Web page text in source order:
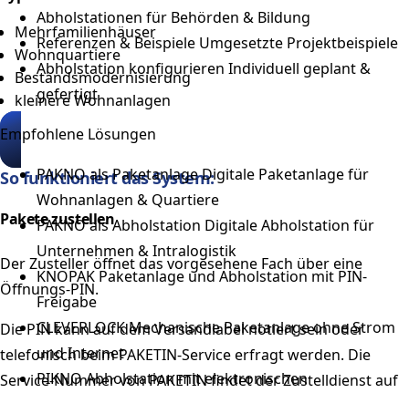
Abholstationen für Behörden & Bildung
Referenzen & Beispiele Umgesetzte Projektbeispiele
Abholstation konfigurieren Individuell geplant &
gefertigt
Empfohlene Lösungen
PAKNO als PaketanlageDigitale Paketanlage für
Wohnanlagen & Quartiere
PAKNO als Abholstation Digitale Abholstation für
Unternehmen & Intralogistik
KNOPAK Paketanlage und Abholstation mit PIN-
Freigabe
CLEVERLOCKMechanische Paketanlage ohne Strom
und Internet
PIKNOAbholstation mit elektronischen
Mehrfamilienhäuser
Wohnquartiere
Bestandsmodernisierung
kleinere Wohnanlagen
So funktioniert das System:
Pakete zustellen
Der Zusteller öffnet das vorgesehene Fach über eine
Öffnungs-PIN.
Die PIN kann auf dem Versandlabel notiert sein oder
telefonisch beim PAKETIN-Service erfragt werden. Die
Service-Nummer von PAKETIN findet der Zustelldienst auf